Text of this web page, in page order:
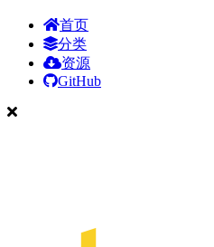
首页
分类
资源
GitHub